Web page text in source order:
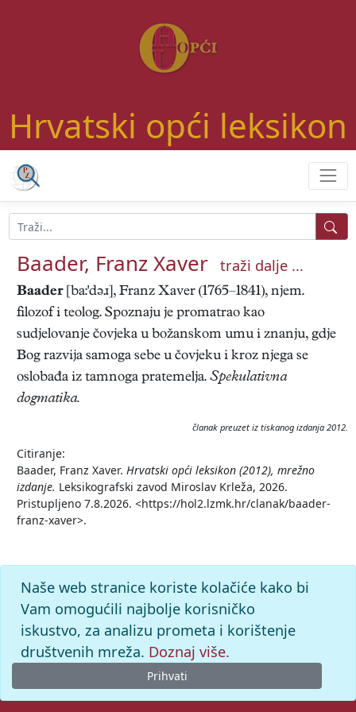
Hrvatski opći leksikon
Baader, Franz Xaver traži dalje ...
Baader [ba:'dəɹ], Franz Xaver (1765–1841), njem.
filozof i teolog. Spoznaju je promatrao kao
sudjelovanje čovjeka u božanskom umu i znanju, gdje
Bog razvija samoga sebe u čovjeku i kroz njega se
oslobađa iz tamnoga pratemelja. Spekulativna
dogmatika.
članak preuzet iz tiskanog izdanja 2012.
Citiranje:
Baader, Franz Xaver. Hrvatski opći leksikon (2012), mrežno
izdanje. Leksikografski zavod Miroslav Krleža, 2026.
Pristupljeno 7.8.2026. <https://hol2.lzmk.hr/clanak/baader-
franz-xaver>.
Naše web stranice koriste kolačiće kako bi
Vam omogućili najbolje korisničko
iskustvo, za analizu prometa i korištenje
društvenih mreža. Doznaj više.
Prihvati
© 2026. -Leksikografski zavodMiroslav Krleža